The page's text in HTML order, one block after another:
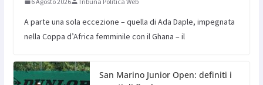
A parte una sola eccezione – quella di Ada Daple, impegnata
nella Coppa d’Africa femminile con il Ghana – il
San Marino Junior Open: definiti i